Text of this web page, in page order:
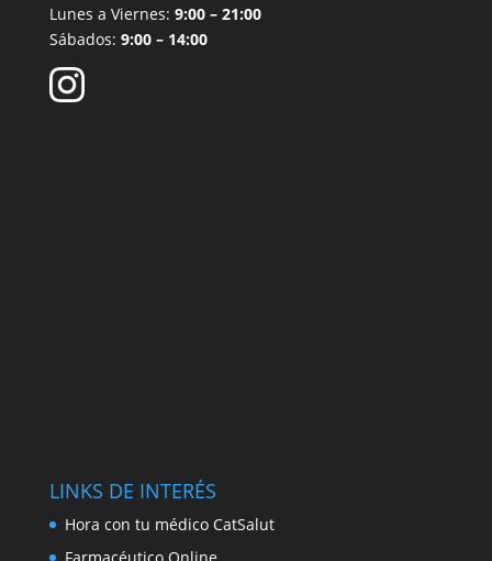
Lunes a Viernes: 9:00 – 21:00
Sábados: 9:00 – 14:00
LINKS DE INTERÉS
Hora con tu médico CatSalut